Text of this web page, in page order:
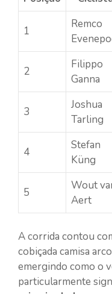
1
Remco
2
Filippo
Ganna
3
Joshua
Tarling
4
Stefan
Küng
5
Wout
Aert
A corrida contou
cobiçada camisa
emergindo como o
particularmente